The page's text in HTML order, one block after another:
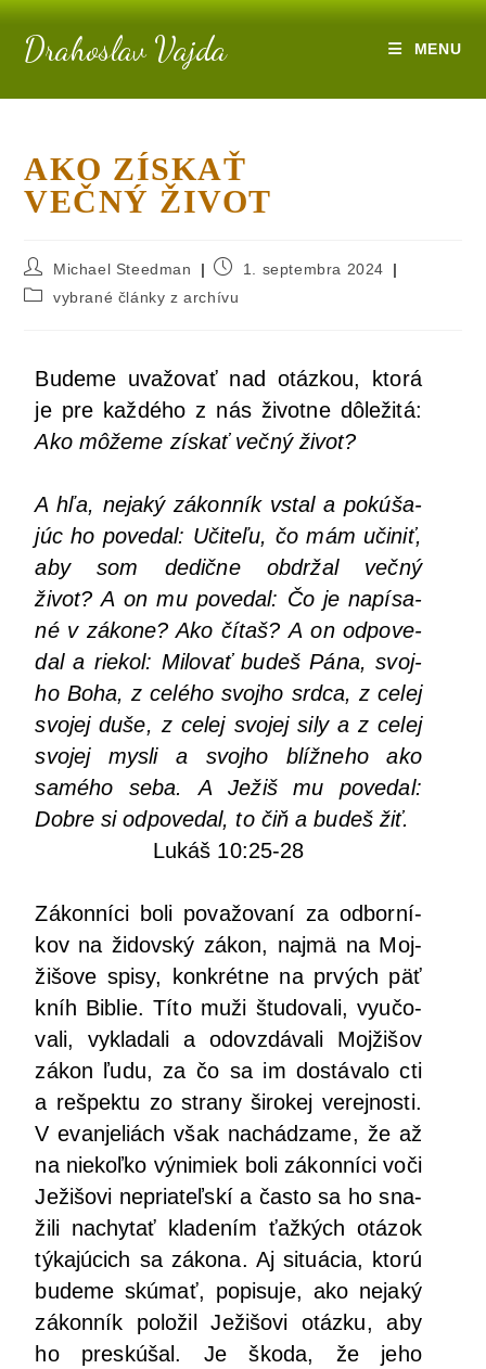
Drahoslav Vajda MENU
AKO ZÍSKAŤ
VEČNÝ ŽIVOT
Michael Steedman
1. septembra 2024
vybrané články z archívu
Bude­me uva­žo­vať nad otáz­kou, kto­rá
je pre kaž­dé­ho z nás život­ne dôle­ži­tá:
Ako môže­me zís­kať več­ný život?
A hľa, neja­ký zákon­ník vstal a pokú­ša­
júc ho pove­dal: Uči­te­ľu, čo mám uči­niť,
aby som dedič­ne obdr­žal več­ný
život? A on mu pove­dal: Čo je napí­sa­
né v záko­ne? Ako čítaš? A on odpo­ve­
dal a rie­kol: Milo­vať budeš Pána, svoj­
ho Boha, z celé­ho svoj­ho srd­ca, z celej
svo­jej duše, z celej svo­jej sily a z celej
svo­jej mys­li a svoj­ho blíž­ne­ho ako
samé­ho seba. A Ježiš mu pove­dal:
Dob­re si odpo­ve­dal, to čiň a budeš žiť.
Lukáš 10:25-28
Zákon­ní­ci boli pova­žo­va­ní za odbor­ní­
kov na židov­ský zákon, naj­mä na Moj­
ži­šo­ve spi­sy, kon­krét­ne na prvých päť
kníh Bib­lie. Títo muži štu­do­va­li, vyučo­
va­li, vykla­da­li a odo­vzdá­va­li Moj­ži­šov
zákon ľudu, za čo sa im dostá­va­lo cti
a rešpek­tu zo stra­ny širo­kej verej­nos­ti.
V evan­je­liách však nachá­dza­me, že až
na nie­koľ­ko výni­miek boli zákon­ní­ci voči
Ježi­šo­vi nepria­teľ­skí a čas­to sa ho sna­
ži­li nachy­tať kla­de­ním ťaž­kých otá­zok
týka­jú­cich sa záko­na. Aj situ­ácia, kto­rú
bude­me skú­mať, popi­su­je, ako neja­ký
zákon­ník polo­žil Ježi­šo­vi otáz­ku, aby
ho pre­skú­šal. Je ško­da, že jeho